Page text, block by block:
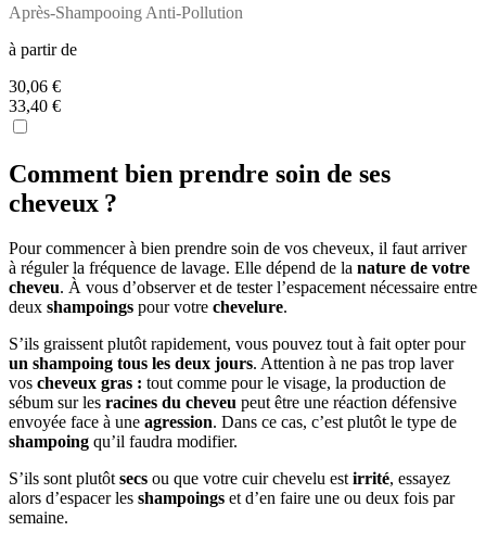
Après-Shampooing Anti-Pollution
à partir de
30,06 €
33,40 €
Comment bien prendre soin de ses
cheveux ?
Pour commencer à bien prendre soin de vos cheveux, il faut arriver
à réguler la fréquence de lavage. Elle dépend de la nature de votre
cheveu. À vous d’observer et de tester l’espacement nécessaire entre
deux shampoings pour votre chevelure.
S’ils graissent plutôt rapidement, vous pouvez tout à fait opter pour
un shampoing tous les deux jours. Attention à ne pas trop laver
vos cheveux gras : tout comme pour le visage, la production de
sébum sur les racines du cheveu peut être une réaction défensive
envoyée face à une agression. Dans ce cas, c’est plutôt le type de
shampoing qu’il faudra modifier.
S’ils sont plutôtsecs ou que votre cuir chevelu estirrité, essayez
alors d’espacer les shampoings et d’en faire une ou deux fois par
semaine.